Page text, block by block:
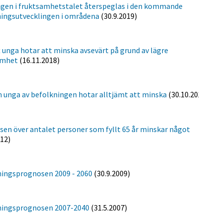
i fruktsamhetstalet återspeglas i den kommande
i områdena (30.9.2019)
hotar att minska avsevärt på grund av lägre
(16.11.2018)
unga av befolkningen hotar alltjämt att minska
över antalet personer som fyllt 65 år minskar något
2009 - 2060 (30.9.2009)
2007-2040 (31.5.2007)